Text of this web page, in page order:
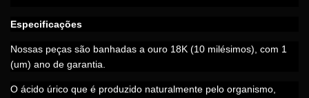
Especificações
Nossas peças são banhadas a ouro 18K (10 milésimos), com 1
(um) ano de garantia.
O ácido úrico que é produzido naturalmente pelo organismo,